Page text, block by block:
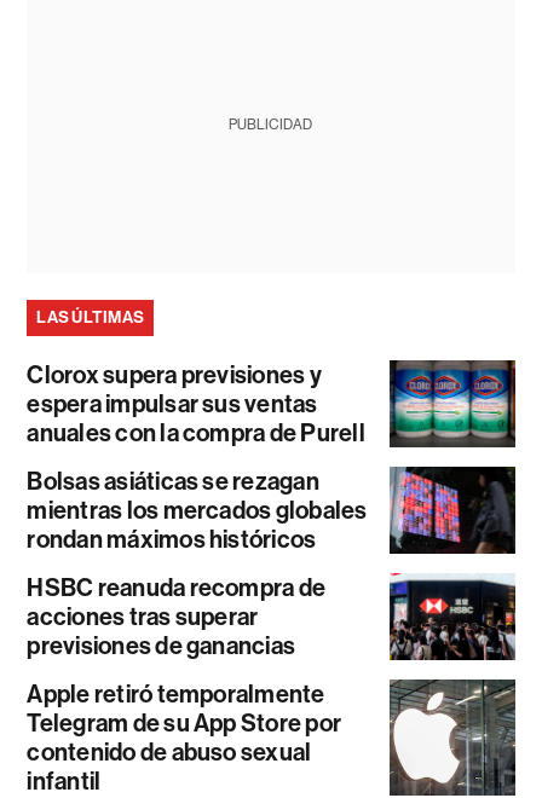
PUBLICIDAD
LAS ÚLTIMAS
Clorox supera previsiones y
espera impulsar sus ventas
anuales con la compra de Purell
Bolsas asiáticas se rezagan
mientras los mercados globales
rondan máximos históricos
HSBC reanuda recompra de
acciones tras superar
previsiones de ganancias
Apple retiró temporalmente
Telegram de su App Store por
contenido de abuso sexual
infantil